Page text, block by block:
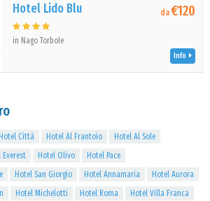
Hotel Lido Blu
in Nago Torbole
da€120
Info
Città Hotel Al Frantoio
Hotel Al Sole
Everest Hotel Olivo
Hotel Pace
Hotel San Giorgio Hotel Annamaria
Hotel Aurora
Hotel Michelotti Hotel Roma
Hotel Villa Franca